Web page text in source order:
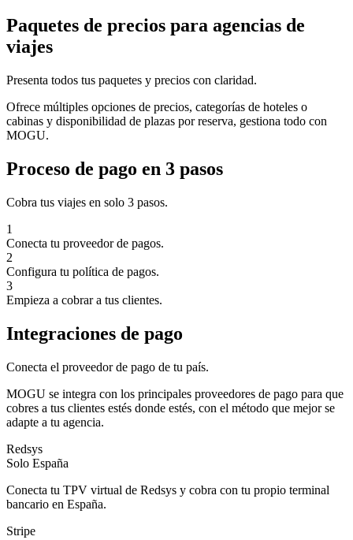
Paquetes de precios para agencias de
viajes
Presenta todos tus paquetes y precios con claridad.
Ofrece múltiples opciones de precios, categorías de hoteles o
cabinas y disponibilidad de plazas por reserva, gestiona todo con
MOGU.
Proceso de pago en 3 pasos
Cobra tus viajes en solo 3 pasos.
1
Conecta tu proveedor de pagos.
2
Configura tu política de pagos.
3
Empieza a cobrar a tus clientes.
Integraciones de pago
Conecta el proveedor de pago de tu país.
MOGU se integra con los principales proveedores de pago para que
cobres a tus clientes estés donde estés, con el método que mejor se
adapte a tu agencia.
Redsys
Solo España
Conecta tu TPV virtual de Redsys y cobra con tu propio terminal
bancario en España.
Stripe